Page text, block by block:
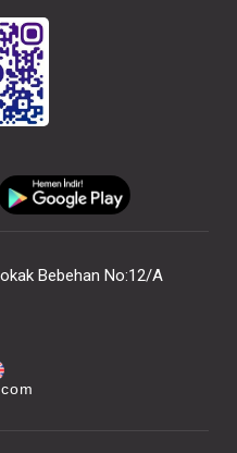
Bebehan No:12/A